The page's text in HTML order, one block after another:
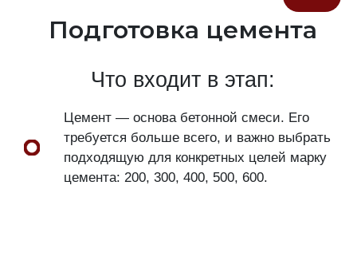
Подготовка цемента
Что входит в этап:
Цемент — основа бетонной смеси. Его
требуется больше всего, и важно выбрать
подходящую для конкретных целей марку
цемента: 200, 300, 400, 500, 600.